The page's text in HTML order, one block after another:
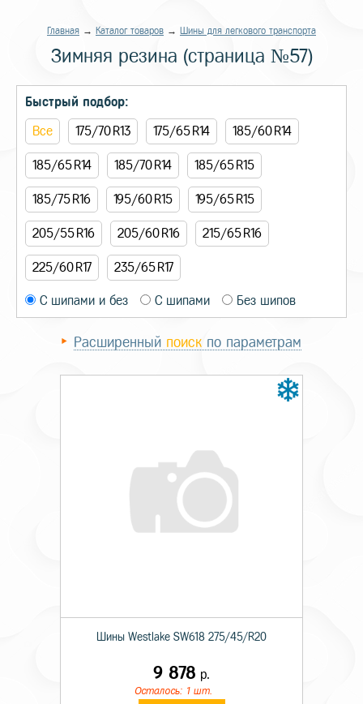
Главная → Каталог товаров → Шины для легкового транспорта
Зимняя резина (страница №57)
Быстрый подбор:
Все 175/70 R13 175/65 R14 185/60 R14
185/65 R14 185/70 R14 185/65 R15
185/75 R16 195/60 R15 195/65 R15
205/55 R16 205/60 R16 215/65 R16
225/60 R17 235/65 R17
С шипами и без С шипами Без шипов
Расширенный поиск по параметрам
Шины Westlake SW618 275/45/R20
9 878 р.
Осталось: 1 шт.